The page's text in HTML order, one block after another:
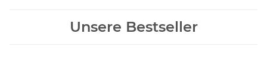
Unsere Bestseller